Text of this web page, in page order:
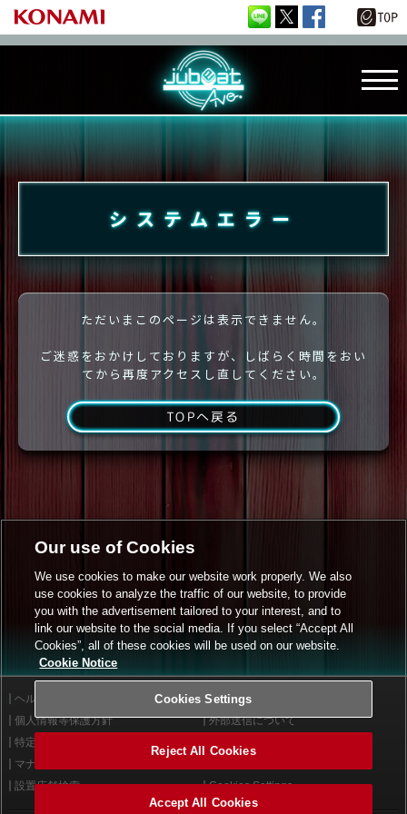
システムエラー
ただいまこのページは表示できません。
ご迷惑をおかけしておりますが、しばらく時間をおい
てから再度アクセスし直してください。
TOPへ戻る
ヘルプ
利用規約
個人情報等保護方針
外部送信について
特定商取引法に基づく表示
マナー＆ルール
設置店舗検索
Cookies Settings
Our use of Cookies
We use cookies to make our website work properly. We also
use cookies to analyze the traffic of our website, to provide
you with the advertisement tailored to your interest, and to
link our website to the social media. If you select “Accept All
Cookies”, all of these cookies will be used on our website.
Cookie Notice
Cookies Settings
Reject All Cookies
Accept All Cookies